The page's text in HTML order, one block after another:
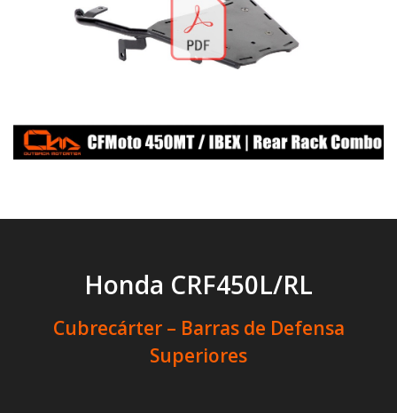
Honda CRF450L/RL
Cubrecárter – Barras de Defensa
Superiores